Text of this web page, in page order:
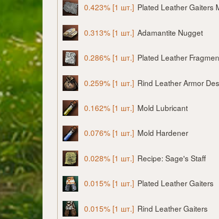
0.423% [1 шт.] Plated Leather Gaiters
0.313% [1 шт.] Adamantite Nugget
0.286% [1 шт.] Plated Leather
0.259% [1 шт.] Rind Leather Armor
0.162% [1 шт.] Mold Lubricant
0.076% [1 шт.] Mold Hardener
0.028% [1 шт.] Recipe: Sage's Staff
0.015% [1 шт.] Plated Leather Gaiters
0.015% [1 шт.] Rind Leather Gaiters